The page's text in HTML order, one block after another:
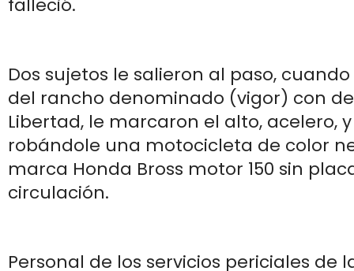
falleció.
Dos sujetos le salieron al paso,
del rancho denominado (vigor) con
Libertad, le marcaron el alto, acelero,
robándole una motocicleta de color
marca Honda Bross motor 150 sin
circulación.
Personal de los servicios periciales de